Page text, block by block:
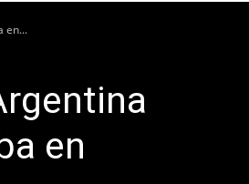
en...
en